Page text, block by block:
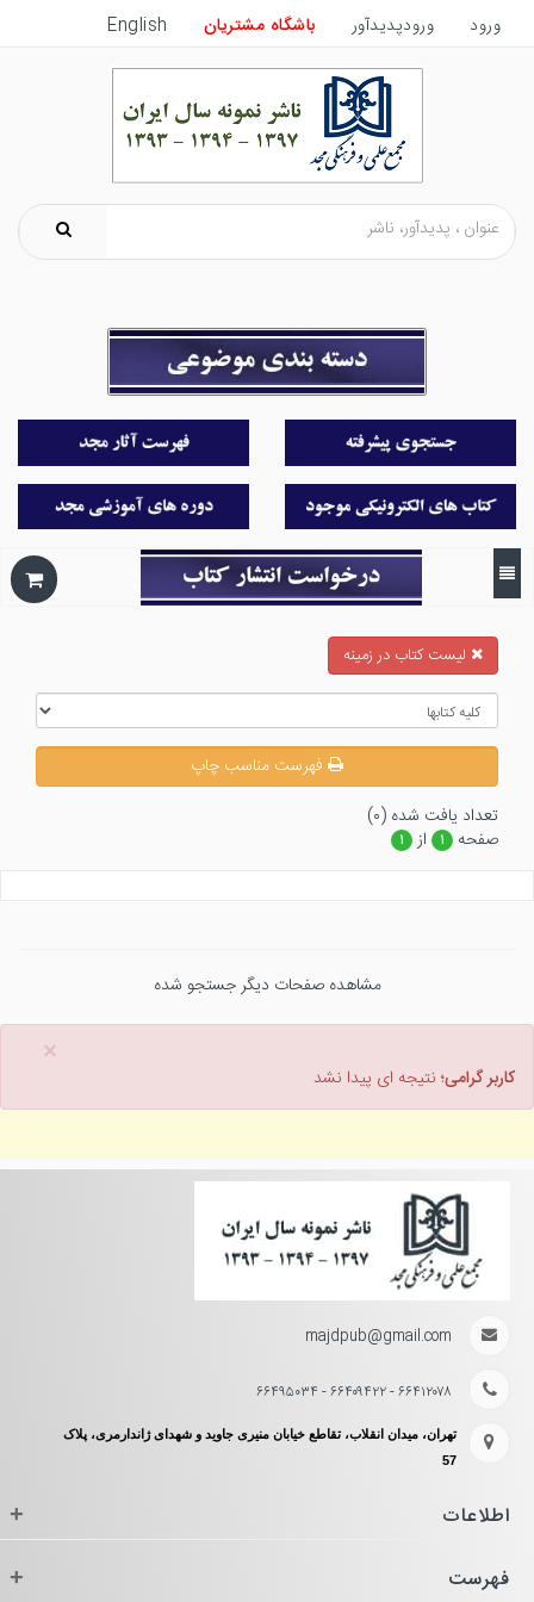
ورود ورودپدیدآور باشگاه مشتریان English
ليست كتاب در زمينه
فهرست مناسب چاپ
تعداد يافت شده (۰)
صفحه
۱ از ۱
مشاهده صفحات دیگر جستجو شده
×
کاربر گرامی؛ نتیجه ای پیدا نشد
majdpub@gmail.com
۶۶۴۱۲۰۷۸ - ۶۶۴۰۹۴۲۲ - ۶۶۴۹۵۰۳۴
تهران، میدان انقلاب، تقاطع خیابان منیری جاوید و شهدای ژاندارمری، پلاک
57
اطلاعات +
فهرست +